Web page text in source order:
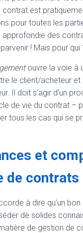
contrat est
pour toutes les
approfondie des
! Mais pour qui
ouvre la voie à
le client/acheteur et
Il doit s’agir d’un
de vie du contrat –
tous les cas qui se
et
de contrats
à dire qu’un bon
de solides
de gestion de